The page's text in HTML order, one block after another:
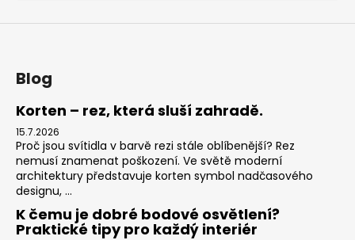
Blog
Korten – rez, která sluší zahradě.
15.7.2026
Proč jsou svítidla v barvě rezi stále oblíbenější? Rez
nemusí znamenat poškození. Ve světě moderní
architektury představuje korten symbol nadčasového
designu, ...
K čemu je dobré bodové osvětlení?
Praktické tipy pro každý interiér